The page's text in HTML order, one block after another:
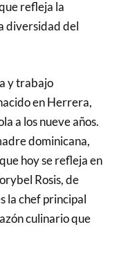
refleja la
diversidad del
y trabajo
en Herrera,
a los nueve años.
dominicana,
hoy se refleja en
Rosis, de
la chef principal
culinario que